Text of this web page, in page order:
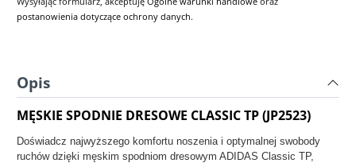
postanowienia dotyczące ochrony danych.
Opis
MĘSKIE SPODNIE DRESOWE CLASSIC TP (JP2523)
Doświadcz najwyższego komfortu noszenia i optymalnej swobody
ruchów dzięki męskim spodniom dresowym ADIDAS Classic TP,